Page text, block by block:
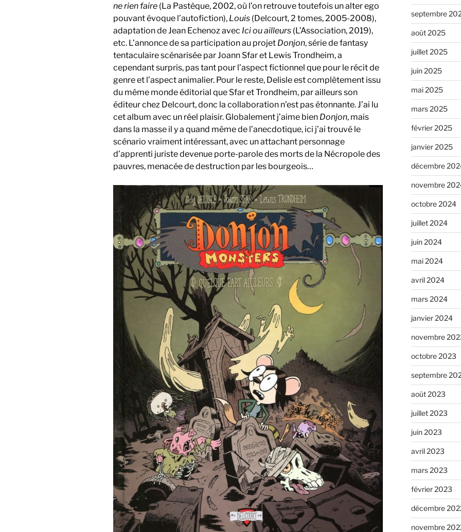
ne rien faire (La Pastèque, 2002, où l’on retrouve toutefois un alter ego
pouvant évoque l’autofiction), Louis (Delcourt, 2 tomes, 2005-2008),
adaptation de Jean Echenoz avec Ici ou ailleurs (L’Association, 2019),
etc. L’annonce de sa participation au projet Donjon, série de fantasy
tentaculaire scénarisée par Joann Sfar et Lewis Trondheim, a
cependant surpris, pas tant pour l’aspect fictionnel que pour le récit de
genre et l’aspect animalier. Pour le reste, Delisle est complètement issu
du même monde éditorial que Sfar et Trondheim, par ailleurs son
éditeur chez Delcourt, donc la collaboration n’est pas étonnante. J’ai lu
cet album avec un réel plaisir. Globalement j’aime bien Donjon, mais
dans la masse il y a quand même de l’anecdotique, ici j’ai trouvé le
scénario vraiment intéressant, avec un attachant personnage
d’apprenti juriste devenue porte-parole des morts de la Nécropole des
pauvres, menacée de destruction par les bourgeois…
septembre
août 2025
juillet 2025
juin 2025
mai 2025
mars 2025
février 2025
janvier 2025
décembre
novembre
octobre 2024
juillet 2024
juin 2024
mai 2024
avril 2024
mars 2024
janvier 2024
novembre
octobre 2023
septembre
août 2023
juillet 2023
juin 2023
avril 2023
mars 2023
février 2023
décembre
novembre